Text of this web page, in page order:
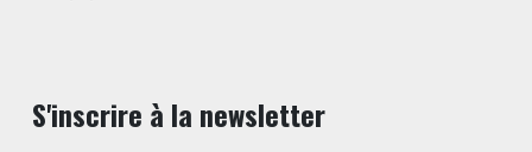
S'inscrire à la newsletter